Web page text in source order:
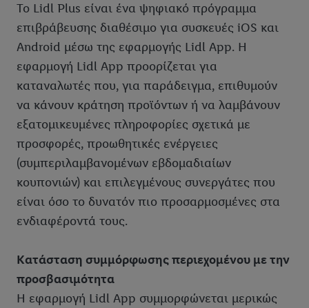
Το Lidl Plus είναι ένα ψηφιακό πρόγραμμα
επιβράβευσης διαθέσιμο για συσκευές iOS και
Android μέσω της εφαρμογής Lidl App. Η
εφαρμογή Lidl App προορίζεται για
καταναλωτές που, για παράδειγμα, επιθυμούν
να κάνουν κράτηση προϊόντων ή να λαμβάνουν
εξατομικευμένες πληροφορίες σχετικά με
προσφορές, προωθητικές ενέργειες
(συμπεριλαμβανομένων εβδομαδιαίων
κουπονιών) και επιλεγμένους συνεργάτες που
είναι όσο το δυνατόν πιο προσαρμοσμένες στα
ενδιαφέροντά τους.
Κατάσταση συμμόρφωσης περιεχομένου με την
προσβασιμότητα
Η εφαρμογή Lidl App συμμορφώνεται μερικώς